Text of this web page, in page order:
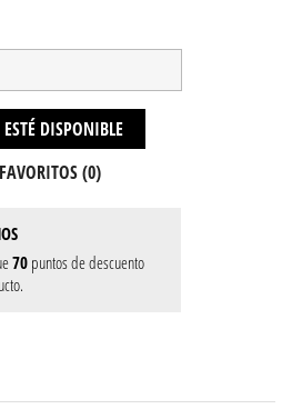
DISPONIBLE
(0)
70 puntos de descuento